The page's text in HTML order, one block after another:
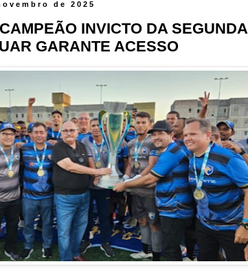
de 2025
INVICTO DA SEGUNDA
GARANTE ACESSO